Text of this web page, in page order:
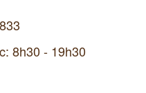
8h30 - 19h30